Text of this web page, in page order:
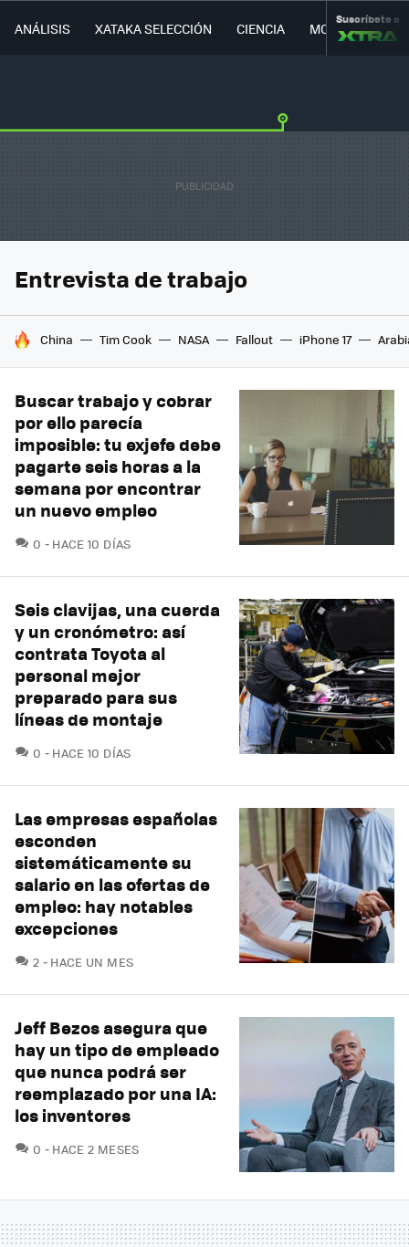
ANÁLISIS XATAKA SELECCIÓN CIENCIA MOVILIDAD
Suscríbete a
Entrevista de trabajo
HOY SE HABLA DE
China Tim Cook NASA Fallout iPhone 17
Buscar trabajo y cobrar
por ello parecía
imposible: tu exjefe debe
pagarte seis horas a la
semana por encontrar
un nuevo empleo
0 COMENTARIOS
HACE 10 DÍAS
Seis clavijas, una cuerda
y un cronómetro: así
contrata Toyota al
personal mejor
preparado para sus
líneas de montaje
0 COMENTARIOS
HACE 10 DÍAS
Las empresas españolas
esconden
sistemáticamente su
salario en las ofertas de
empleo: hay notables
excepciones
2 COMENTARIOS
HACE UN MES
Jeff Bezos asegura que
hay un tipo de empleado
que nunca podrá ser
reemplazado por una IA:
los inventores
0 COMENTARIOS
HACE 2 MESES